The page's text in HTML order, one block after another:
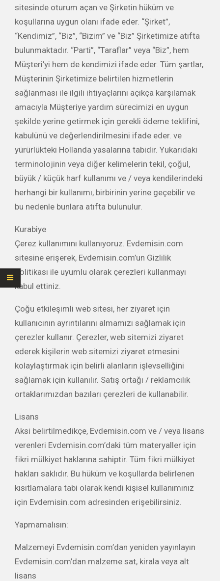
sitesinde oturum açan ve Şirketin hüküm ve
koşullarına uygun olanı ifade eder. “Şirket”,
“Kendimiz”, “Biz”, “Bizim” ve “Biz” Şirketimize atıfta
bulunmaktadır. “Parti”, “Taraflar” veya “Biz”, hem
Müşteri’yi hem de kendimizi ifade eder. Tüm şartlar,
Müşterinin Şirketimize belirtilen hizmetlerin
sağlanması ile ilgili ihtiyaçlarını açıkça karşılamak
amacıyla Müşteriye yardım sürecimizi en uygun
şekilde yerine getirmek için gerekli ödeme teklifini,
kabulünü ve değerlendirilmesini ifade eder. ve
yürürlükteki Hollanda yasalarına tabidir. Yukarıdaki
terminolojinin veya diğer kelimelerin tekil, çoğul,
büyük / küçük harf kullanımı ve / veya kendilerindeki
herhangi bir kullanımı, birbirinin yerine geçebilir ve
bu nedenle bunlara atıfta bulunulur.
Kurabiye
Çerez kullanımını kullanıyoruz. Evdemisin.com
sitesine erişerek, Evdemisin.com’un Gizlilik
Politikası ile uyumlu olarak çerezleri kullanmayı
kabul ettiniz.
Çoğu etkileşimli web sitesi, her ziyaret için
kullanıcının ayrıntılarını almamızı sağlamak için
çerezler kullanır. Çerezler, web sitemizi ziyaret
ederek kişilerin web sitemizi ziyaret etmesini
kolaylaştırmak için belirli alanların işlevselliğini
sağlamak için kullanılır. Satış ortağı / reklamcılık
ortaklarımızdan bazıları çerezleri de kullanabilir.
Lisans
Aksi belirtilmedikçe, Evdemisin.com ve / veya lisans
verenleri Evdemisin.com’daki tüm materyaller için
fikri mülkiyet haklarına sahiptir. Tüm fikri mülkiyet
hakları saklıdır. Bu hüküm ve koşullarda belirlenen
kısıtlamalara tabi olarak kendi kişisel kullanımınız
için Evdemisin.com adresinden erişebilirsiniz.
Yapmamalısın:
Malzemeyi Evdemisin.com’dan yeniden yayınlayın
Evdemisin.com’dan malzeme sat, kirala veya alt
lisans